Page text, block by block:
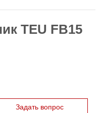
TEU FB15
Задать вопрос